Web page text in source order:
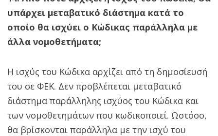
υπάρχει μεταβατικό διάστημα κατά το
οποίο θα ισχύει ο Κώδικας παράλληλα με
άλλα νομοθετήματα;
Η ισχύς του Κώδικα αρχίζει από τη δημοσίευσή
του σε ΦΕΚ. Δεν προβλέπεται μεταβατικό
διάστημα παράλληλης ισχύος του Κώδικα και
των νομοθετημάτων που κωδικοποιεί. Ωστόσο,
θα βρίσκονται παράλληλα με την ισχύ του